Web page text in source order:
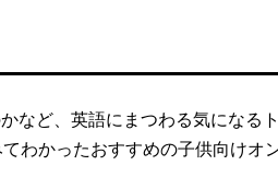
など、英語にまつわる気になる
わかったおすすめの子供向けオ